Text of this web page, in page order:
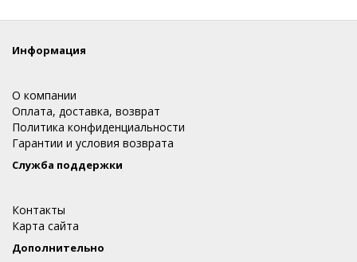
Информация
О компании
Оплата, доставка, возврат
Политика конфиденциальности
Гарантии и условия возврата
Служба поддержки
Контакты
Карта сайта
Дополнительно